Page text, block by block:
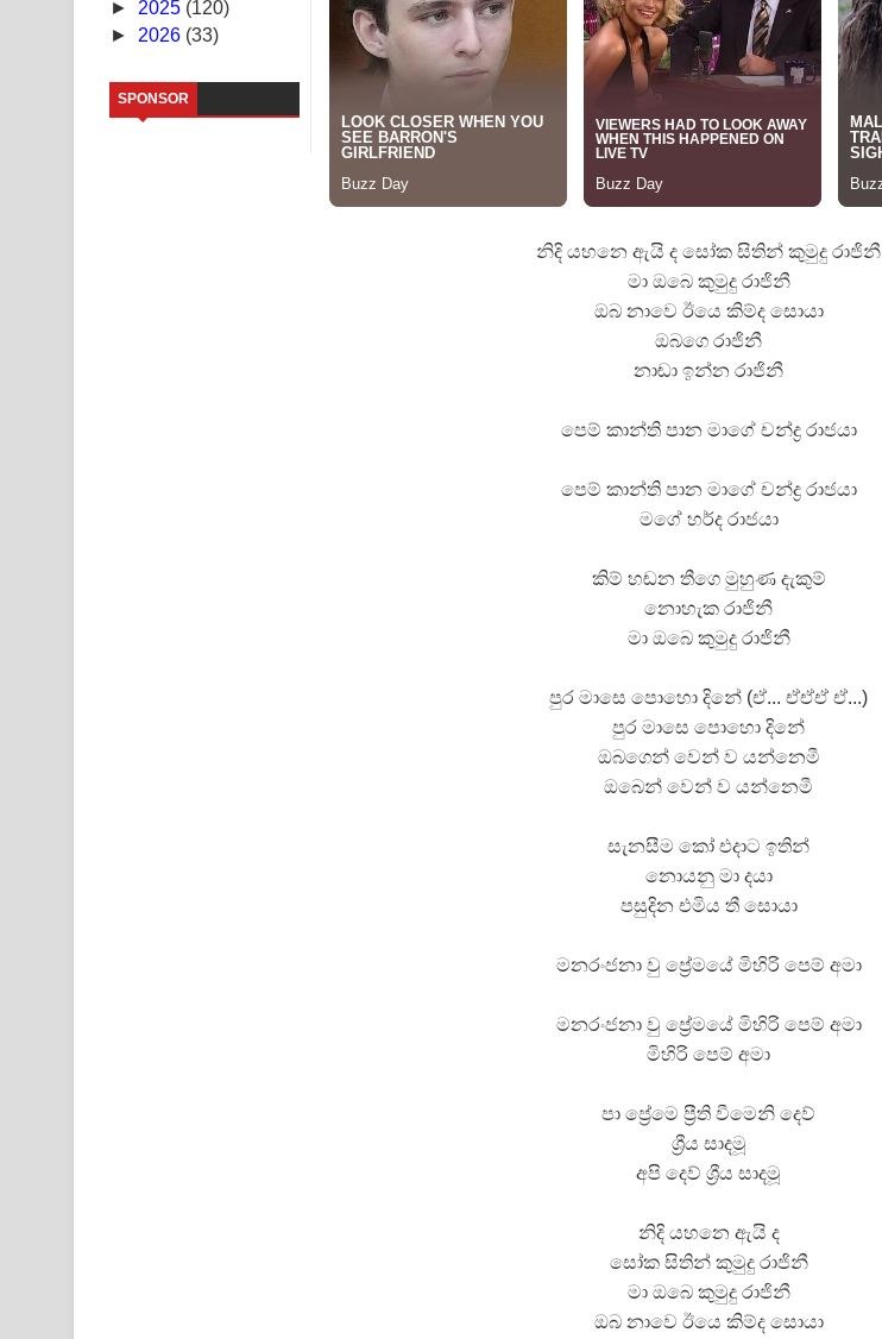
Sihina Song Lyrics - සිහින ගීතයේ පද පෙළ
Father Song Lyrics - ෆාදර් ගීතයේ පද පෙළ
Dannawada Mawa Song Lyrics - දන්නවාද මාව ගීතයේ පද පෙළ
NEENA Song Lyrics - නීනා ගීතයේ පද පෙළ
Ahimi Wimai Himi Song Lyrics - අහිමි විමයි හිමි ගීතයේ පද පෙළ
► 2025 (120)
► 2026 (33)
SPONSOR
නිදි යහනෙ ඇයි ද සෝක සිතින් කුමුදු රාජිනී
මා ඔබෙ කුමුදු රාජිනී
ඔබ නාවෙ ඊයෙ කිම්ද සොයා
ඔබගෙ රාජිනී
නාඬා ඉන්න රාජිනී
පෙම් කාන්ති පාන මාගේ චන්ද්‍ර රාජයා
පෙම් කාන්ති පාන මාගේ චන්ද්‍ර රාජයා
මගේ හර්ද රාජයා
කිම් හඬන තීගෙ මුහුණ දැකුම්
නොහැක රාජිනී
මා ඔබෙ කුමුදු රාජිනී
පුර මාසෙ පොහො දිනේ (ඒ... ඒඒඒ ඒ...)
පුර මාසෙ පොහො දිනේ
ඔබගෙන් වෙන් ව යන්නෙමී
ඔබෙන් වෙන් ව යන්නෙමී
සැනසීම කෝ එදාට ඉතින්
නොයනු මා දයා
පසුදින එමිය තී සොයා
මනරංජනා වු ප්‍රේමයේ මිහිරි පෙම් අමා
මනරංජනා වු ප්‍රේමයේ මිහිරි පෙම් අමා
මිහිරි පෙම් අමා
පා ප්‍රේමෙ ප්‍රීති වීමෙනි දෙව්
ශ්‍රීය සාදමූ
අපි දෙව් ශ්‍රීය සාදමූ
නිදි යහනෙ ඇයි ද
සෝක සිතින් කුමුදු රාජිනී
මා ඔබෙ කුමුදු රාජිනී
ඔබ නාවෙ ඊයෙ කිම්ද සොයා